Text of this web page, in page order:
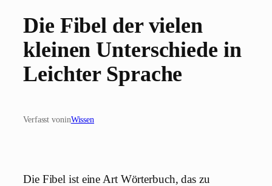
Die Fibel der vielen
kleinen Unterschiede in
Leichter Sprache
Verfasst voninWissen
Die Fibel ist eine Art Wörterbuch, das zu